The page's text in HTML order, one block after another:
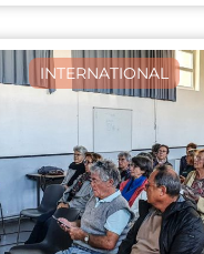
INTERNATIONAL